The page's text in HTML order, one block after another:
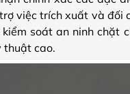
việc trích xuất và
soát an ninh chặt
thuật cao.